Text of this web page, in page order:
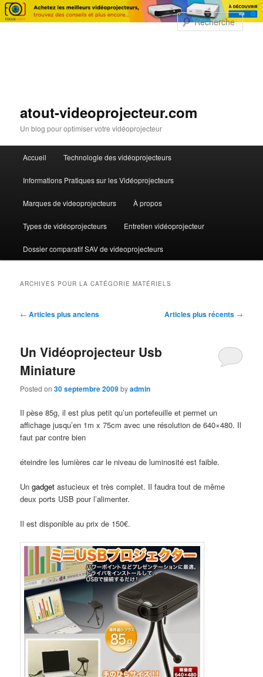
atout-videoprojecteur.com
Un blog pour optimiser votre vidéoprojecteur
Aller au contenu principal
Aller au contenu secondaire
Accueil Technologie des vidéoprojecteurs
Informations Pratiques sur les Vidéoprojecteurs
Marques de videoprojecteurs À propos
Types de vidéoprojecteurs Entretien vidéoprojecteur
Dossier comparatif SAV de videoprojecteurs
ARCHIVES POUR LA CATÉGORIEMATÉRIELS
Navigation des articles
← Articles plus anciens Articles plus récents →
Un Vidéoprojecteur Usb
Miniature
Posted on30 septembre 2009byadmin
Il pèse 85g, il est plus petit qu’un portefeuille et permet un
affichage jusqu’en 1m x 75cm avec une résolution de 640×480. Il
faut par contre bien
éteindre les lumières car le niveau de luminosité est faible.
Ungadget astucieux et très complet. Il faudra tout de même
deux ports USB pour l’alimenter.
Il est disponible au prix de 150€.